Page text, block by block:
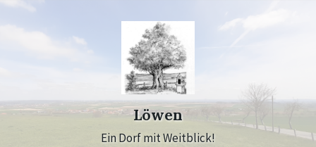
Skip
content
Skip
main
Skip
footer
Löwen
Ein Dorf mit Weitblick!